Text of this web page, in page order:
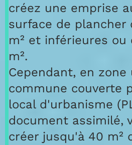
créez une emprise
surface de plancher
m² et inférieures ou
m².
Cependant, en
commune couverte
local d'urbanisme
document assimilé,
créer jusqu'à 40 m²